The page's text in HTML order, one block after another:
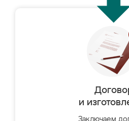
и
Заключаем